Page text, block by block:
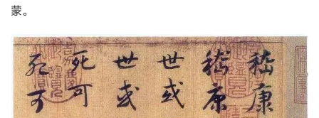
蒙。